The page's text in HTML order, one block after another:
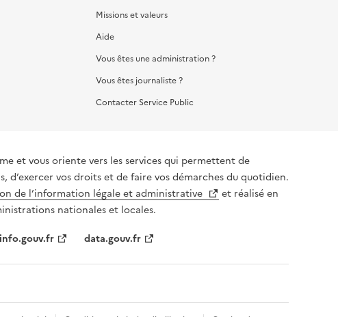
Missions et valeurs
Aide
Vous êtes une administration ?
Vous êtes journaliste ?
Contacter Service Public
et vous oriente vers les services qui permettent de
d’exercer vos droits et de faire vos démarches du quotidien.
de l’information légale et administrative
et réalisé en
nationales et locales.
info.gouv.fr data.gouv.fr